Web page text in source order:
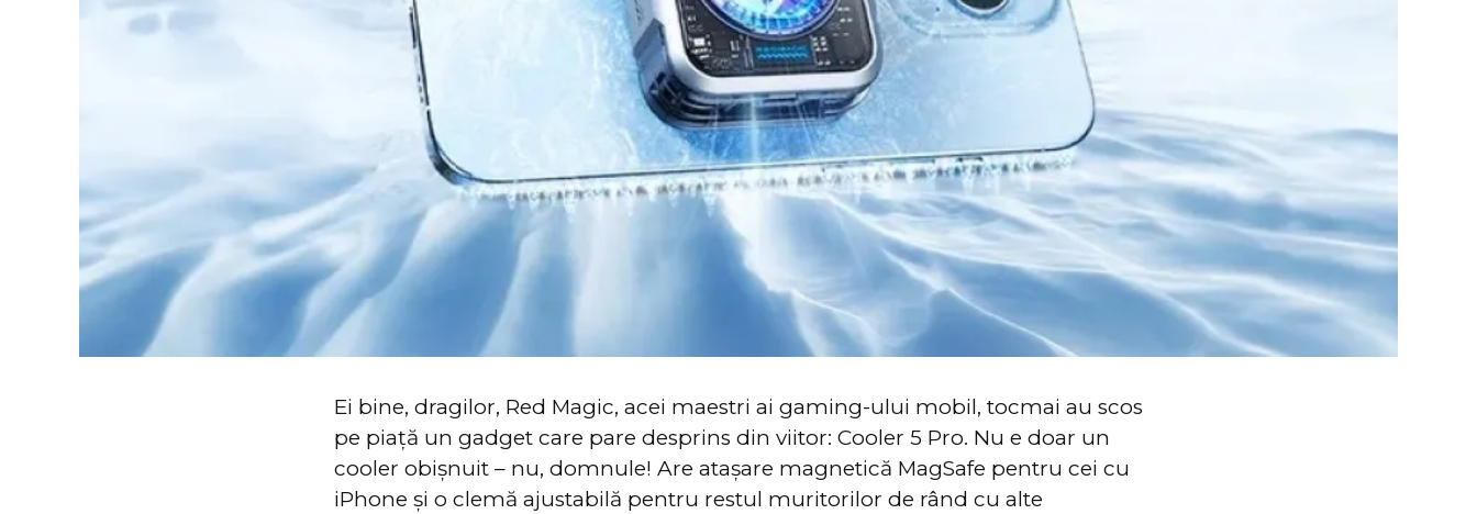
Ei bine, dragilor, Red Magic, acei maestri ai gaming-ului mobil, tocmai au scos
pe piață un gadget care pare desprins din viitor: Cooler 5 Pro. Nu e doar un
cooler obișnuit – nu, domnule! Are atașare magnetică MagSafe pentru cei cu
iPhone și o clemă ajustabilă pentru restul muritorilor de rând cu alte